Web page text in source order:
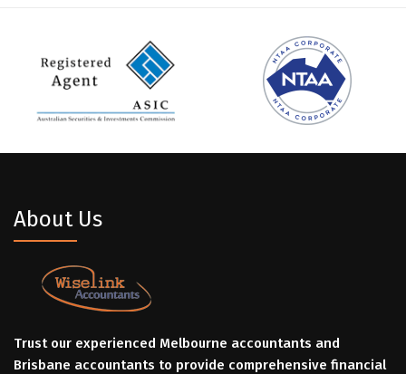
About Us
Trust our experienced Melbourne accountants and
Brisbane accountants to provide comprehensive financial